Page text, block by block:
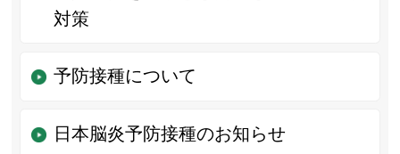
対策
予防接種について
日本脳炎予防接種のお知らせ